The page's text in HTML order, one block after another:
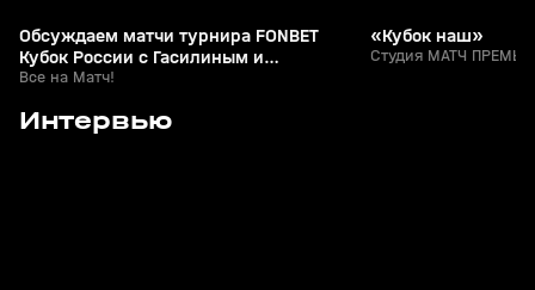
Обсуждаем матчи турнира FONBET
Кубок России с Гасилиным и
Шалимовым
Все на Матч!
«Кубок наш»
Студия МАТЧ
Интервью
02 авг, 23:26